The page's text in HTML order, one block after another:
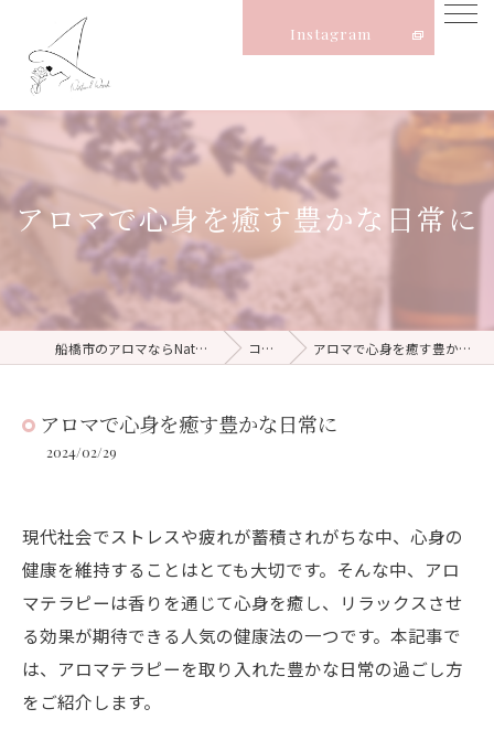
Instagram
アロマで心身を癒す豊かな日常に
船橋市のアロマならNatural Witch コラム アロマで心身を癒す豊かな日常に
アロマで心身を癒す豊かな日常に
2024/02/29
現代社会でストレスや疲れが蓄積されがちな中、心身の
健康を維持することはとても大切です。そんな中、アロ
マテラピーは香りを通じて心身を癒し、リラックスさせ
る効果が期待できる人気の健康法の一つです。本記事で
は、アロマテラピーを取り入れた豊かな日常の過ごし方
をご紹介します。